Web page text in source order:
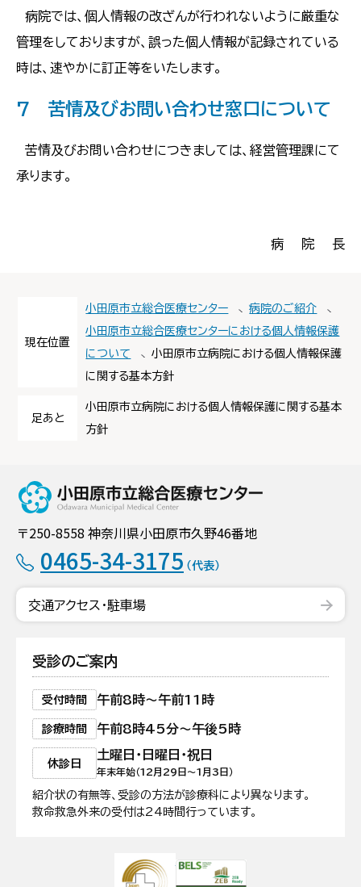
現在位置
小田原市立総合医療センター
病院のご紹介
小田原市立総合医療センターにおける個人情報保護
について
小田原市立病院における個人情報保護
に関する基本方針
足あと
小田原市立病院における個人情報保護に関する基本
方針
病院では、個人情報の改ざんが行われないように厳重な
管理をしておりますが、誤った個人情報が記録されている
時は、速やかに訂正等をいたします。
7 苦情及びお問い合わせ窓口について
苦情及びお問い合わせにつきましては、経営管理課にて
承ります。
病 院 長
〒250-8558 神奈川県小田原市久野46番地
0465-34-3175 （代表）
交通アクセス・駐車場
受診のご案内
受付時間 午前8時〜午前11時
診療時間 午前8時45分〜午後5時
休診日
土曜日・日曜日・祝日
年末年始（12月29日〜1月3日）
紹介状の有無等、受診の方法が診療科により異なります。
救命救急外来の受付は24時間行っています。
日本医療機能評価機構認定病院